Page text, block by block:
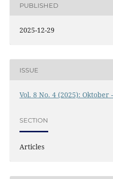
PUBLISHED
2025-12-29
ISSUE
Vol. 8 No. 4 (2025): Oktober
SECTION
Articles